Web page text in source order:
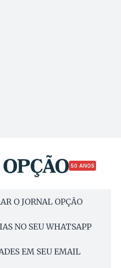
50 ANOS
O JORNAL OPÇÃO
NO SEU WHATSAPP
EM SEU EMAIL